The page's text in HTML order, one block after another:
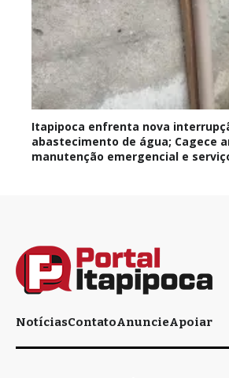
Itapipoca enfrenta nova
abastecimento de água; Cagece
manutenção emergencial e
NotíciasContatoAnuncieApoiar